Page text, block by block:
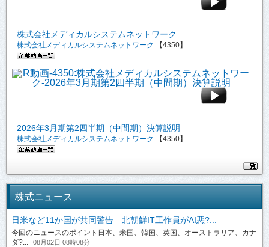
株式会社メディカルシステムネットワーク...
株式会社メディカルシステムネットワーク 【4350】
2026年3月期第2四半期（中間期）決算説明
株式会社メディカルシステムネットワーク 【4350】
株式ニュース
日米など11か国が共同警告 北朝鮮IT工作員がAI悪?...
今回のニュースのポイント日本、米国、韓国、英国、オーストラリア、カナ
ダ?...
08月02日 08時08分